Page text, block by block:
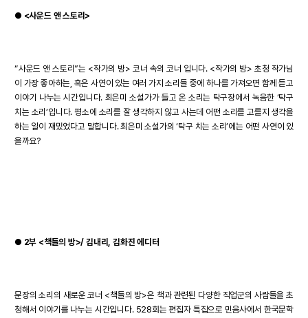
● <사운드 앤 스토리>
“사운드 앤 스토리”는 <작가의 방> 코너 속의 코너 입니다. <작가의 방> 초청 작가님
이 가장 좋아하는, 혹은 사연이 있는 여러 가지 소리들 중에 하나를 가져오면 함께 듣고
이야기 나누는 시간입니다. 최은미 소설가가 들고 온 소리는 탁구장에서 녹음한 ‘탁구
치는 소리’입니다. 평소에 소리를 잘 생각하지 않고 사는데 어떤 소리를 고를지 생각을
하는 일이 재밌었다고 말합니다. 최은미 소설가의 ‘탁구 치는 소리’에는 어떤 사연이 있
을까요?
● 2부 <책들의 방>/ 김내리, 김화진 에디터
문장의 소리의 새로운 코너 <책들의 방>은 책과 관련된 다양한 직업군의 사람들을 초
청해서 이야기를 나누는 시간입니다. 528회는 편집자 특집으로 민음사에서 한국문학